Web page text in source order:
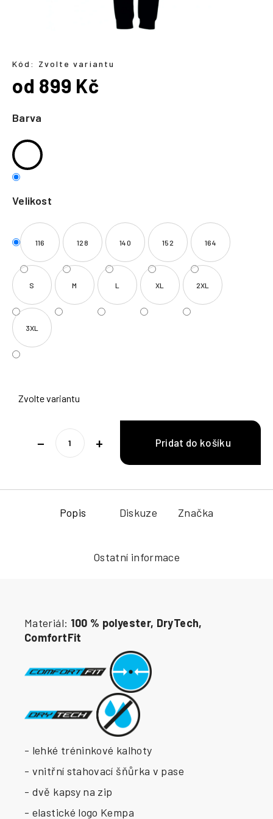
Barva
Velikost
116 128 140 152 164
S M L XL 2XL
3XL
Zvolte variantu
+
−
Kód: Zvolte variantu
od 899 Kč
cena:
Popis Diskuze Značka
Ostatní informace
Materiál: 100 % polyester, DryTech,
ComfortFit
- lehké tréninkové kalhoty
- vnitřní stahovací šňůrka v pase
- dvě kapsy na zip
- elastické logo Kempa
t
?